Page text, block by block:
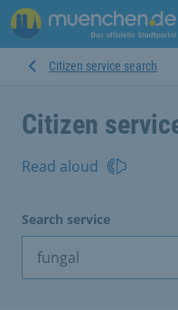
Citizen service search
Citizen
Read aloud
Search service